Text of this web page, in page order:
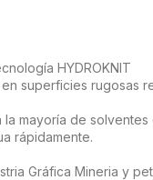
HYDROKNIT
superficies rugosas
mayoría de solventes
rápidamente.
Gráfica Mineria y